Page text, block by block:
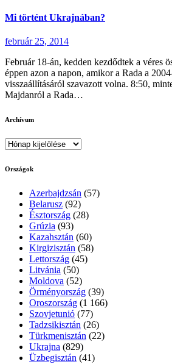
Mi történt Ukrajnában?
február 25, 2014
Február 18-án, kedden kezdődtek a véres
éppen azon a napon, amikor a Rada a
visszaállításáról szavazott volna. 8:50,
Majdanról a Rada…
Archívum
Archívum
Országok
Azerbajdzsán (57)
Belarusz (92)
Észtország (28)
Grúzia (93)
Kazahsztán (60)
Kirgizisztán (58)
Lettország (45)
Litvánia (50)
Moldova (52)
Örményország (39)
Oroszország (1 166)
Szovjetunió (77)
Tadzsikisztán (26)
Türkmenisztán (22)
Ukrajna (829)
Üzbegisztán (41)